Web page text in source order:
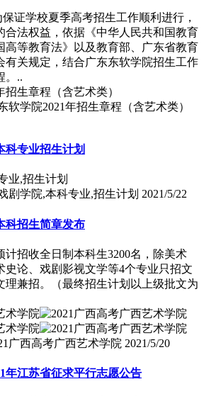
证学校夏季高考招生工作顺利进行，
合法权益，依据《中华人民共和国教育
高等教育法》以及教育部、广东省教育
有关规定，结合广东东软学院招生工作
。..
软学院2021年招生章程（含艺术类）
科专业招生计划
剧学院,本科专业,招生计划 2021/5/22
科招生简章发布
计招收全日制本科生3200名，除美术
史论、戏剧影视文学等4个专业只招文
理兼招。（最终招生计划以上级批文为
广西高考广西艺术学院 2021/5/20
年江苏省征求平行志愿公告